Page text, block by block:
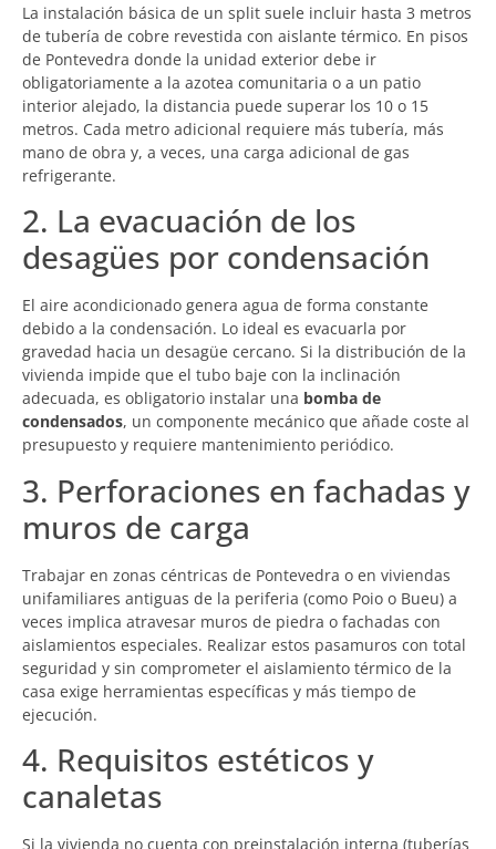
La instalación básica de un split suele incluir hasta 3 metros
de tubería de cobre revestida con aislante térmico. En pisos
de Pontevedra donde la unidad exterior debe ir
obligatoriamente a la azotea comunitaria o a un patio
interior alejado, la distancia puede superar los 10 o 15
metros. Cada metro adicional requiere más tubería, más
mano de obra y, a veces, una carga adicional de gas
refrigerante.
2. La evacuación de los
desagües por condensación
El aire acondicionado genera agua de forma constante
debido a la condensación. Lo ideal es evacuarla por
gravedad hacia un desagüe cercano. Si la distribución de la
vivienda impide que el tubo baje con la inclinación
adecuada, es obligatorio instalar una bomba de
condensados, un componente mecánico que añade coste al
presupuesto y requiere mantenimiento periódico.
3. Perforaciones en fachadas y
muros de carga
Trabajar en zonas céntricas de Pontevedra o en viviendas
unifamiliares antiguas de la periferia (como Poio o Bueu) a
veces implica atravesar muros de piedra o fachadas con
aislamientos especiales. Realizar estos pasamuros con total
seguridad y sin comprometer el aislamiento térmico de la
casa exige herramientas específicas y más tiempo de
ejecución.
4. Requisitos estéticos y
canaletas
Si la vivienda no cuenta con preinstalación interna (tuberías